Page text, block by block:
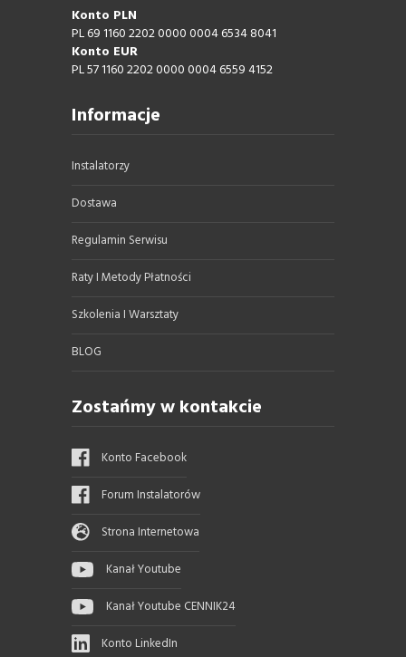
Konto PLN
PL 69 1160 2202 0000 0004 6534 8041
Konto EUR
PL 57 1160 2202 0000 0004 6559 4152
Informacje
Instalatorzy
Dostawa
Regulamin Serwisu
Raty I Metody Płatności
Szkolenia I Warsztaty
BLOG
Zostańmy w kontakcie
Konto Facebook
Forum Instalatorów
Strona Internetowa
Kanał Youtube
Kanał Youtube CENNIK24
Konto LinkedIn